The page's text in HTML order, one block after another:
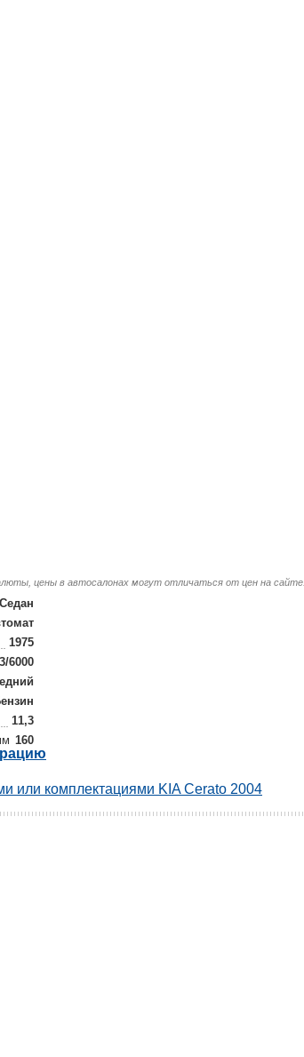
цены в автосалонах могут отличаться от цен на сайте.
Седан
1975
6000
11,3
160
или комплектациями KIA Cerato 2004